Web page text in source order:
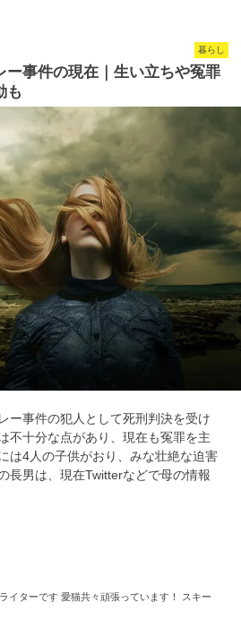
暮らし
ー事件の現在｜生い立ちや冤罪
も
ー事件の犯人として死刑判決を受け
不十分な点があり、現在も冤罪を主
は4人の子供がおり、みな壮絶な迫害
長男は、現在Twitterなどで母の情報
イターです愛猫共々頑張っています！ スキー